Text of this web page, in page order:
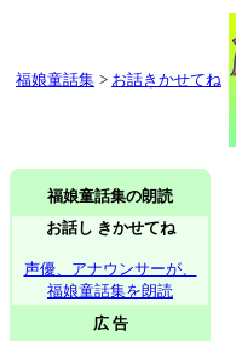
福娘童話集 > お話きかせてね
福娘童話集の朗読
お話し きかせてね
声優、アナウンサーが、
福娘童話集を朗読
広 告